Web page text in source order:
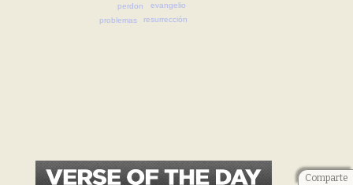
perdon evangelio
problemas resurrección
Comparte